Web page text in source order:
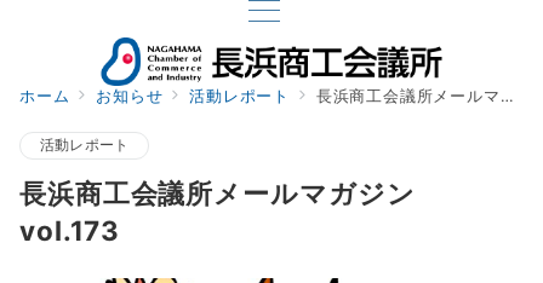
ホーム お知らせ 活動レポート 長浜商工会議所メールマガジン vol.173
活動レポート
長浜商工会議所メールマガジン
vol.173